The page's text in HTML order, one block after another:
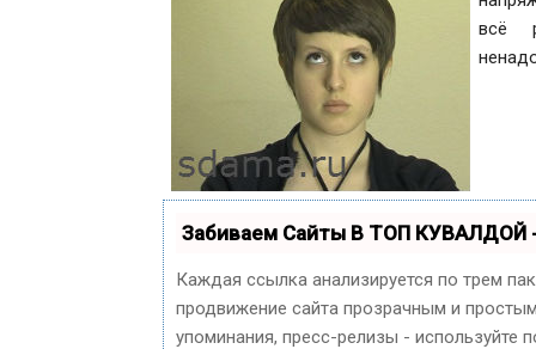
всё
Забиваем Сайты В ТОП КУВАЛДОЙ
Каждая ссылка анализируется по трем
продвижение сайта прозрачным и
упоминания, пресс-релизы - используйте